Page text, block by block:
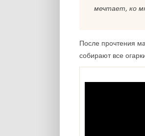
мечтает, ко
После прочтения
собирают все